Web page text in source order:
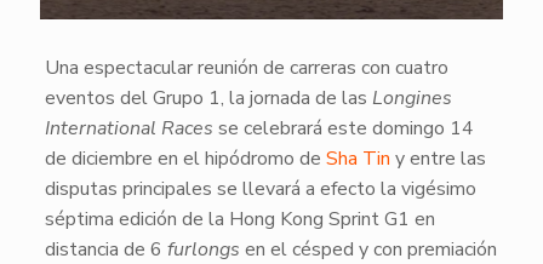
Una espectacular reunión de carreras con cuatro
eventos del Grupo 1, la jornada de las Longines
International Races se celebrará este domingo 14
de diciembre en el hipódromo de Sha Tin y entre las
disputas principales se llevará a efecto la vigésimo
séptima edición de la Hong Kong Sprint G1 en
distancia de 6 furlongs en el césped y con premiación